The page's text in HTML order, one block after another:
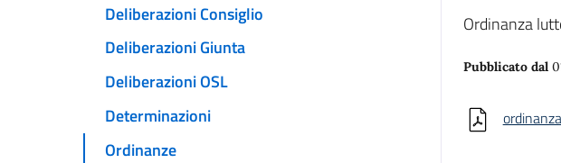
Deliberazioni Consiglio
Deliberazioni Giunta
Deliberazioni OSL
Determinazioni
Ordinanze
Ordinanza
Pubblicato dal